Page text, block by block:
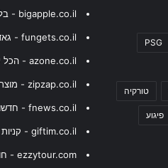
PSG
טורקיה
פיגוע
bigapple.co.il - בלוג בניית אתרים
fungets.co.il - גאדג'טים הכי שווים
azone.co.il - הכל על קניה באמזון
zipzap.co.il - מוצרי חשמל במחירים הגיוניים
fnews.co.il - חדשות כלכלה
giftim.co.il - קניות באינטרנט
ezzytour.com - חופשות בארץ ובעולם